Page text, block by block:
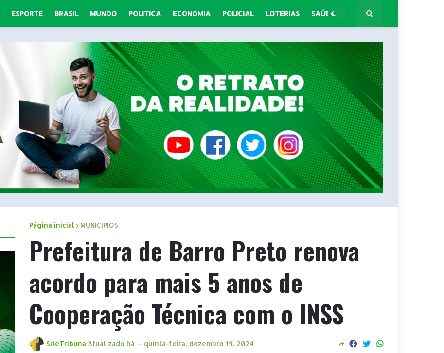
ESPORTE BRASIL MUNDO POLITICA ECONOMIA POLICIAL LOTERIAS SAÚDE
Página inicial MUNICIPIOS
Prefeitura de Barro Preto renova
acordo para mais 5 anos de
Cooperação Técnica com o INSS
SiteTribuna Atualizado há — quinta-feira, dezembro 19, 2024